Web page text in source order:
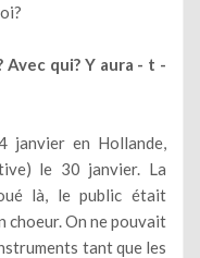
qui? Y aura - t -
janvier en Hollande,
le 30 janvier. La
là, le public était
choeur. On ne pouvait
tant que les